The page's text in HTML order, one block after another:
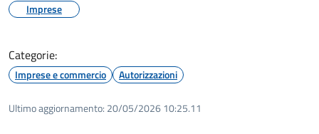
Imprese
Categorie:
Imprese e commercio Autorizzazioni
Ultimo aggiornamento: 20/05/2026 10:25.11